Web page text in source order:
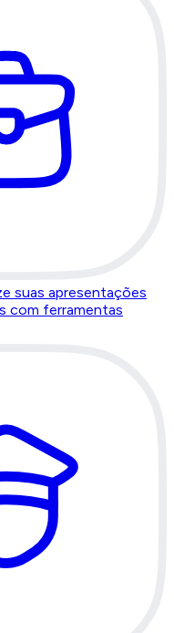
suas apresentações
com ferramentas